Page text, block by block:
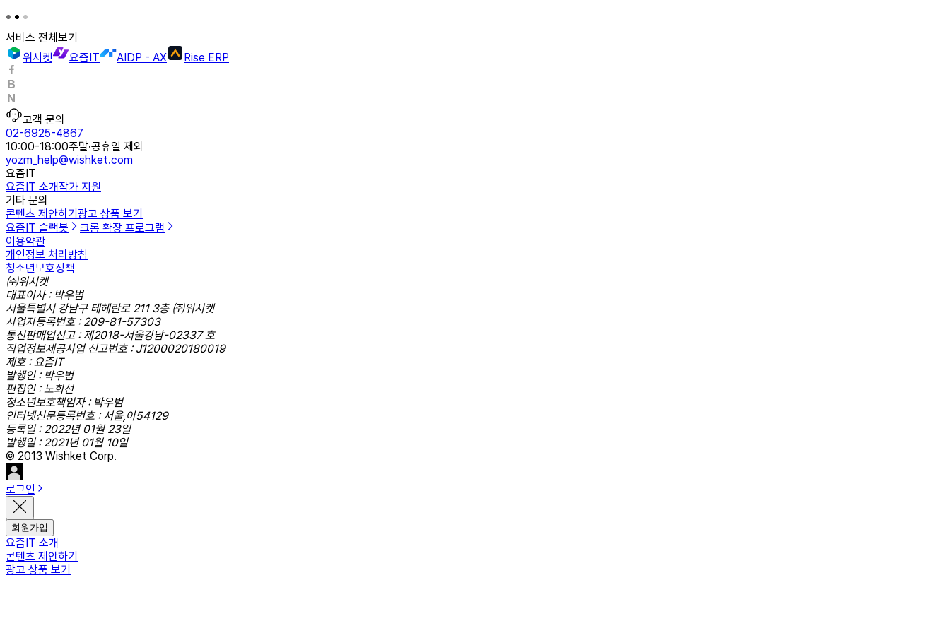
서비스 전체보기
위시켓
요즘IT AIDP - AX Rise ERP
고객 문의
02-6925-4867
10:00-18:00주말·공휴일 제외
yozm_help@wishket.com
요즘IT
요즘IT 소개작가 지원
기타 문의
콘텐츠 제안하기광고 상품 보기
요즘IT 슬랙봇
크롬 확장 프로그램
이용약관
개인정보 처리방침
청소년보호정책
㈜위시켓
대표이사 : 박우범
서울특별시 강남구 테헤란로 211 3층 ㈜위시켓
사업자등록번호 : 209-81-57303
통신판매업신고 : 제2018-서울강남-02337 호
직업정보제공사업 신고번호 : J1200020180019
제호 : 요즘IT
발행인 : 박우범
편집인 : 노희선
청소년보호책임자 : 박우범
인터넷신문등록번호 : 서울,아54129
등록일 : 2022년 01월 23일
발행일 : 2021년 01월 10일
© 2013 Wishket Corp.
로그인
회원가입
요즘IT 소개
콘텐츠 제안하기
광고 상품 보기